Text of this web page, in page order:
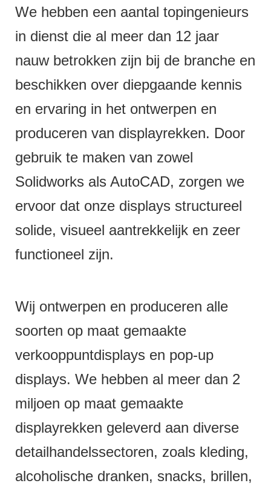
We hebben een aantal topingenieurs
in dienst die al meer dan 12 jaar
nauw betrokken zijn bij de branche en
beschikken over diepgaande kennis
en ervaring in het ontwerpen en
produceren van displayrekken. Door
gebruik te maken van zowel
Solidworks als AutoCAD, zorgen we
ervoor dat onze displays structureel
solide, visueel aantrekkelijk en zeer
functioneel zijn.
Wij ontwerpen en produceren alle
soorten op maat gemaakte
verkooppuntdisplays en pop-up
displays. We hebben al meer dan 2
miljoen op maat gemaakte
displayrekken geleverd aan diverse
detailhandelssectoren, zoals kleding,
alcoholische dranken, snacks, brillen,